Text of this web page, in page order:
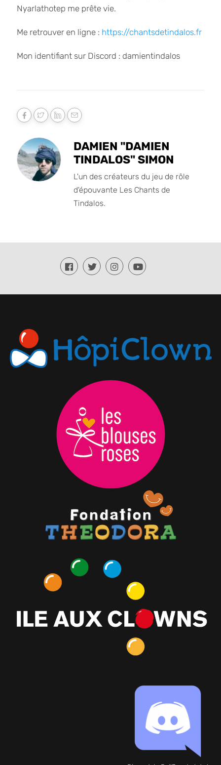
Nyarlathotep me prête vie.
Me retrouver en ligne : https://chantsdetindalos.fr
Mon identifiant sur Discord : damientindalos
DAMIEN "DAMIEN
TINDALOS" SIMON
L'un des créateurs du jeu de rôle
d'épouvante Les Chants de
Tindalos.